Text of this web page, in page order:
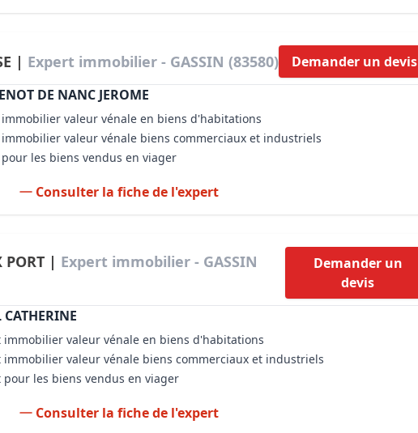
| Expert immobilier - GASSIN (83580) Demander un devis
DE NANC JEROME
immobilier valeur vénale en biens d'habitations
immobilier valeur vénale biens commerciaux et industriels
pour les biens vendus en viager
Consulter la fiche de l'expert
PORT | Expert immobilier - GASSIN
Demander un
devis
immobilier valeur vénale en biens d'habitations
immobilier valeur vénale biens commerciaux et industriels
pour les biens vendus en viager
Consulter la fiche de l'expert